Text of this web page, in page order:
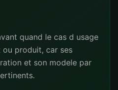
quand le cas d usage
ou produit, car ses
et son modele par